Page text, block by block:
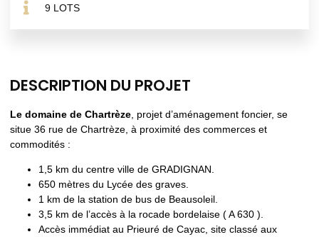
9 LOTS
DESCRIPTION DU PROJET
Le domaine de Chartrèze , projet d’aménagement foncier, se
situe 36 rue de Chartrèze, à proximité des commerces et
commodités :
1,5 km du centre ville de GRADIGNAN.
650 mètres du Lycée des graves.
1 km de la station de bus de Beausoleil.
3,5 km de l’accès à la rocade bordelaise ( A 630 ).
Accès immédiat au Prieuré de Cayac, site classé aux